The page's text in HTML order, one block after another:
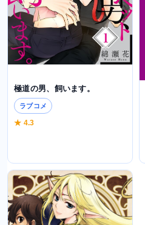
極道の男、飼います。
ラブコメ
★ 4.3